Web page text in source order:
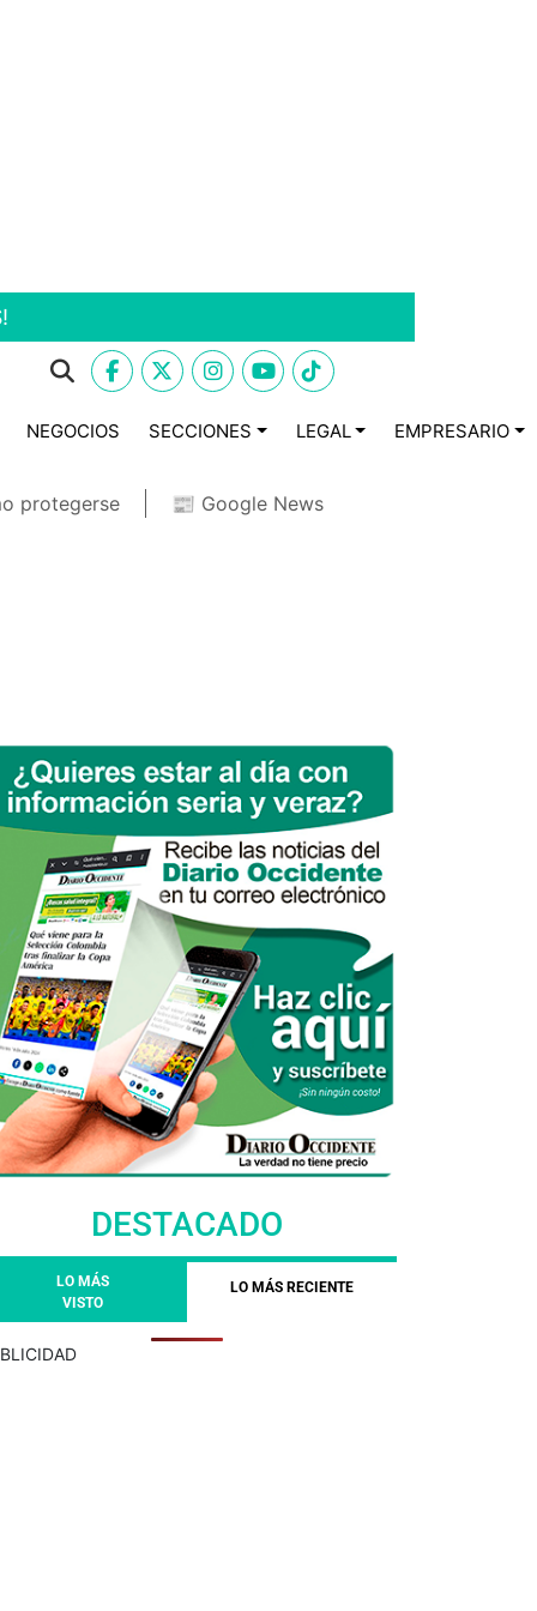
NEGOCIOS SECCIONES LEGAL EMPRESARIO
protegerse 📰 Google News
DESTACADO
LO MÁS
VISTO
LO MÁS RECIENTE